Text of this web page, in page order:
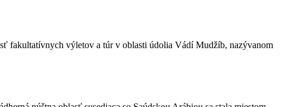
fakultatívnych výletov a túr v oblasti údolia Vádí Mudžíb, nazývanom